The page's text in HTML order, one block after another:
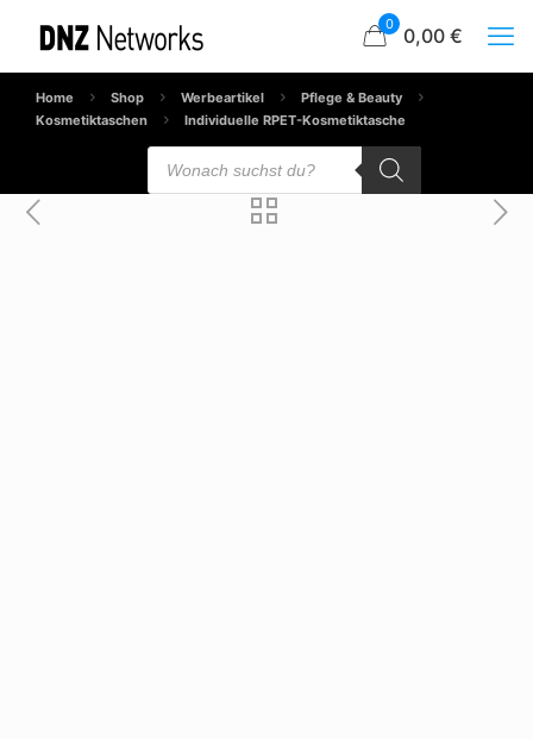
0 0,00 €
Home Shop Werbeartikel
Pflege & Beauty
Kosmetiktaschen
Individuelle RPET-Kosmetiktasche
Products
search